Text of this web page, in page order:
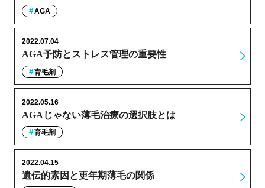
AGA
AGA予防とストレス管理の重要性
2022.07.04
育毛剤
AGAじゃない薄毛治療の選択肢とは
2022.05.16
育毛剤
遺伝的素因と更年期薄毛の関係
2022.04.15